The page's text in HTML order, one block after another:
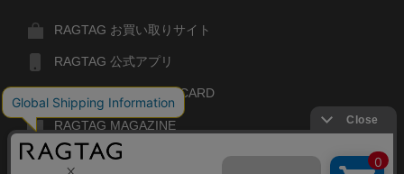
RAGTAG お買い取りサイト
RAGTAG 公式アプリ
RAGTAG MEMBER'S CARD
RAGTAG MAGAZINE
RAGTAG Global